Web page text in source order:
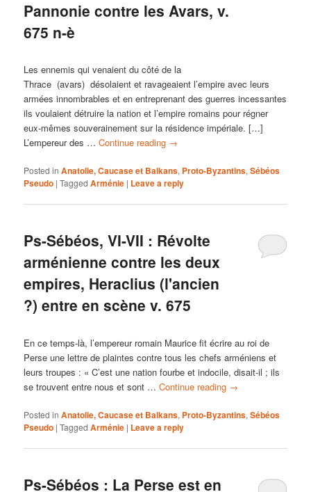
Pannonie contre les Avars, v.
675 n-è
Les ennemis qui venaient du côté de la
Thrace (avars) désolaient et ravageaient l’empire avec leurs
armées innombrables et en entreprenant des guerres incessantes
ils voulaient détruire la nation et l’empire romains pour régner
eux-mêmes souverainement sur la résidence impériale. […]
L’empereur des …Continue reading →
Posted in Anatolie, Caucase et Balkans, Proto-Byzantins,Sébéos
Pseudo |Tagged Arménie | Leave a reply
Ps-Sébéos, VI-VII : Révolte
arménienne contre les deux
empires, Heraclius (l'ancien
?) entre en scène v. 675
En ce temps-là, l’empereur romain Maurice fit écrire au roi de
Perse une lettre de plaintes contre tous les chefs arméniens et
leurs troupes : « C’est une nation fourbe et indocile, disait-il ; ils
se trouvent entre nous et sont …Continue reading →
Posted in Anatolie, Caucase et Balkans, Proto-Byzantins,Sébéos
Pseudo |Tagged Arménie | Leave a reply
Ps-Sébéos : La Perse est en